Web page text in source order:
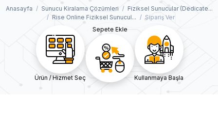
Anasayfa Sunucu Kiralama Çözümleri
Fiziksel Sunucular (Dedicate...
Rise Online Fiziksel Sunucul...
Sipariş Ver
Ürün / Hizmet Seç
Sepete Ekle
Kullanmaya Başla